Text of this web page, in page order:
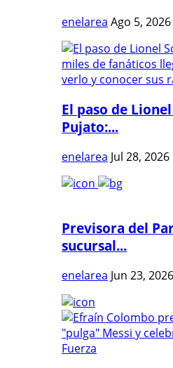
enelarea Ago 5, 2026
El paso de
Pujato:...
enelarea Jul 28, 2026
Previsora del
sucursal...
enelarea Jun 23, 2026